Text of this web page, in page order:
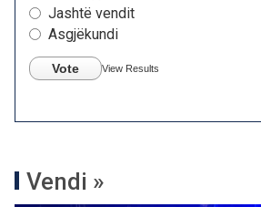
Jashtë vendit
Asgjëkundi
Vote View Results
Vendi »